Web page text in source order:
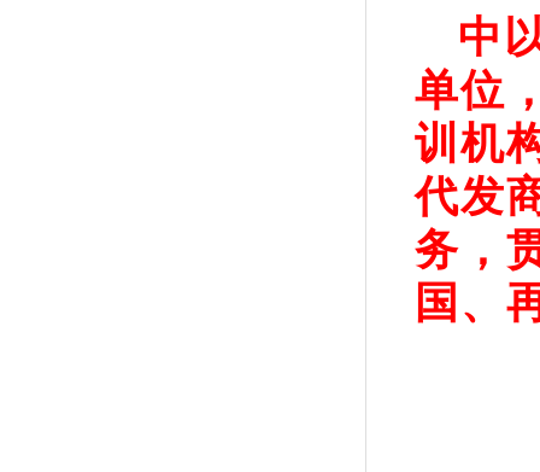
中
单位
训机
代发
务，
国、